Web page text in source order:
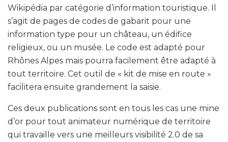
Wikipédia par catégorie d’information touristique. Il
s’agit de pages de codes de gabarit pour une
information type pour un château, un édifice
religieux, ou un musée. Le code est adapté pour
Rhônes Alpes mais pourra facilement être adapté à
tout territoire. Cet outil de « kit de mise en route »
facilitera ensuite grandement la saisie.
Ces deux publications sont en tous les cas une mine
d’or pour tout animateur numérique de territoire
qui travaille vers une meilleurs visibilité 2.0 de sa